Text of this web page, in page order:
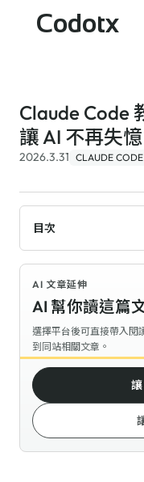
Codotx
Claude Code
讓 AI 不再失憶
2026.3.31 CLAUDE CODE
目次
AI 文章延伸
AI 幫你讀這篇
選擇平台後可直接帶入閱
到同站相關文章。